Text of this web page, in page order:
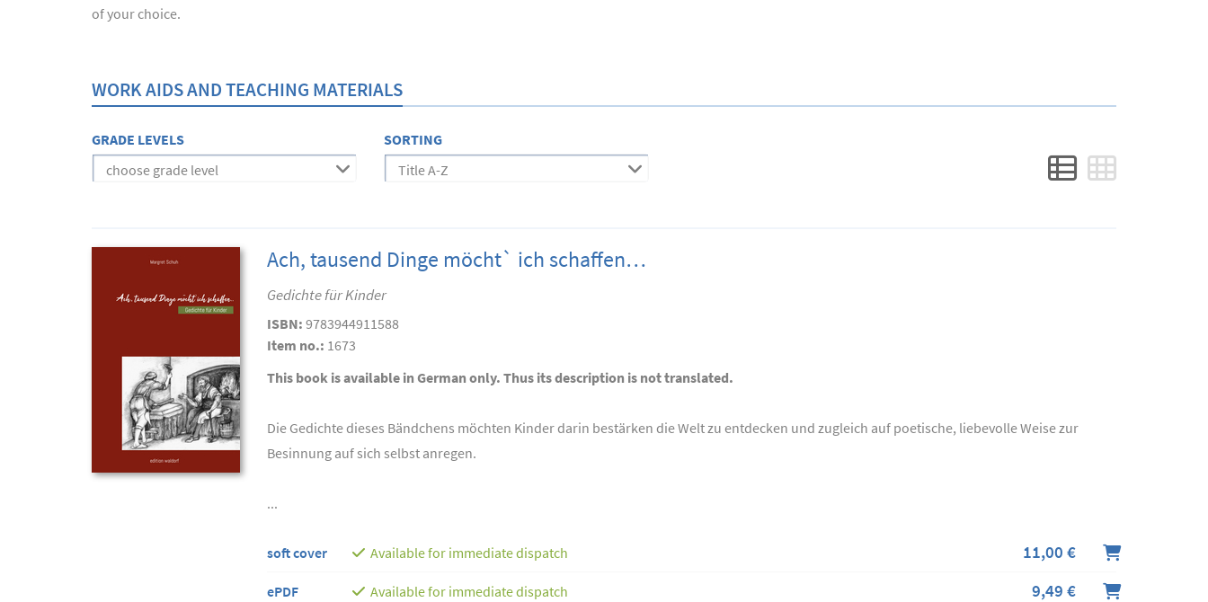
of your choice.
WORK AIDS AND TEACHING MATERIALS
GRADE LEVELS
choose grade level
SORTING
Title A-Z
Ach, tausend Dinge möcht` ich schaffen…
Gedichte für Kinder
ISBN: 9783944911588
Item no.: 1673
This book is available in German only. Thus its description is not translated.
Die Gedichte dieses Bändchens möchten Kinder darin bestärken die Welt zu entdecken und zugleich auf poetische, liebevolle Weise zur
Besinnung auf sich selbst anregen.
...
soft cover Available for immediate dispatch 11,00 €
ePDF Available for immediate dispatch 9,49 €